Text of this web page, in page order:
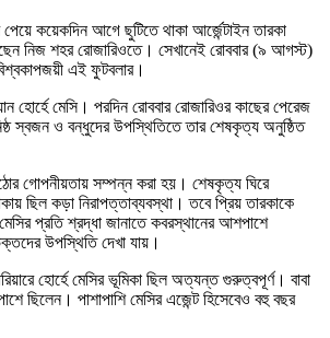
পেয়ে কয়েকদিন আগে ছুটিতে থাকা আর্জেন্টাইন তারকা
নিজ শহর রোজারিওতে। সেখানেই রোববার (৯ আগস্ট)
এই ফুটবলার।
হোর্হে মেসি। পরদিন রোববার রোজারিওর কাছের পেরেজ
স্বজন ও বন্ধুদের উপস্থিতিতে তার শেষকৃত্য অনুষ্ঠিত
গোপনীয়তায় সম্পন্ন করা হয়। শেষকৃত্য ঘিরে
ছিল কড়া নিরাপত্তাব্যবস্থা। তবে প্রিয় তারকাকে
প্রতি শ্রদ্ধা জানাতে কবরস্থানের আশপাশে
উপস্থিতি দেখা যায়।
হোর্হে মেসির ভূমিকা ছিল অত্যন্ত গুরুত্বপূর্ণ। বাবা
পাশে ছিলেন। পাশাপাশি মেসির এজেন্ট হিসেবেও বহু বছর